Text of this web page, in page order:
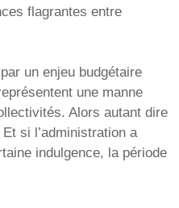
flagrantes entre
un enjeu budgétaire
une manne
Alors autant dire
si l’administration a
indulgence, la période